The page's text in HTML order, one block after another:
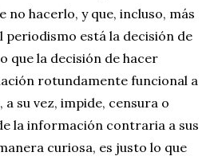
no hacerlo, y que, incluso, más
periodismo está la decisión de
que la decisión de hacer
rotundamente funcional a
su vez, impide, censura o
la información contraria a sus
curiosa, es justo lo que